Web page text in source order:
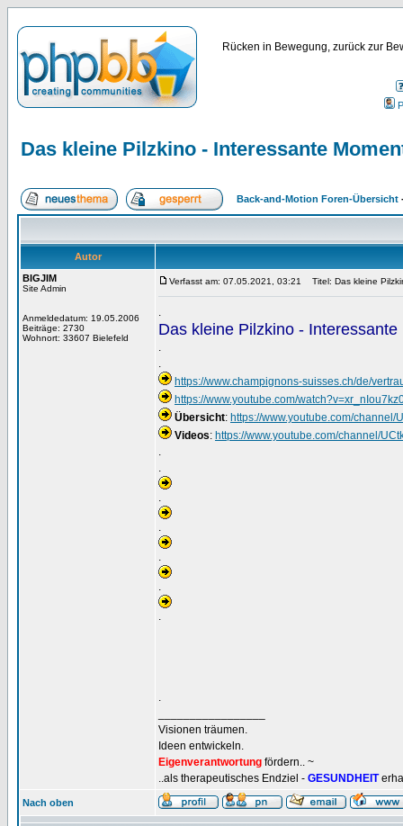
Rücken in Bewegung, zurück zur
Das kleine Pilzkino - Interessante
Back-and-Motion Foren-Übersicht
Autor
BIGJIM
Site Admin
Anmeldedatum: 19.05.2006
Beiträge: 2730
Wohnort: 33607 Bielefeld
Verfasst am: 07.05.2021, 03:21 Titel: Das kleine
.
Das kleine Pilzkino - Interessante
.
.
https://www.champignons-suisses.ch/de/
https://www.youtube.com/
Übersicht: https://www.youtube.com/
Videos: https://www.youtube.com/channel/
.
.
.
.
.
.
.
.
Visionen träumen.
Ideen entwickeln.
Eigenverantwortung fördern.. ~
..als therapeutisches Endziel - GESUNDHEIT
Nach oben